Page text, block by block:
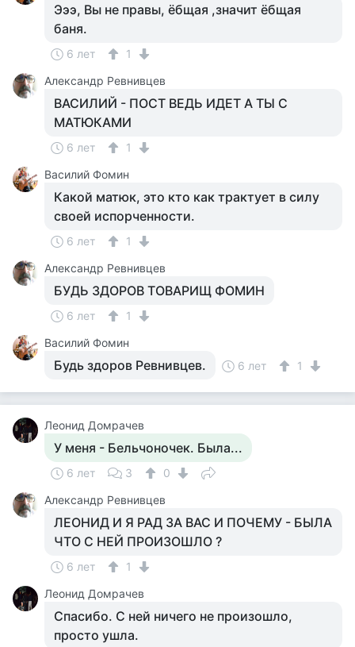
Эээ, Вы не правы, ёбщая ,значит ёбщая
баня.
6 лет
1
Александр Ревнивцев
ВАСИЛИЙ - ПОСТ ВЕДЬ ИДЕТ А ТЫ С
МАТЮКАМИ
6 лет
1
Василий Фомин
Какой матюк, это кто как трактует в силу
своей испорченности.
6 лет
1
Александр Ревнивцев
БУДЬ ЗДОРОВ ТОВАРИЩ ФОМИН
6 лет
1
Василий Фомин
Будь здоров Ревнивцев. 6 лет 1
Леонид Домрачев
У меня - Бельчоночек. Была...
6 лет 3
0
Александр Ревнивцев
ЛЕОНИД И Я РАД ЗА ВАС И ПОЧЕМУ - БЫЛА
ЧТО С НЕЙ ПРОИЗОШЛО ?
6 лет
1
Леонид Домрачев
Спасибо. С ней ничего не произошло,
просто ушла.